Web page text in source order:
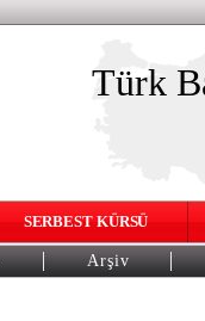
Türk
SERBEST KÜRSÜ
Arşiv